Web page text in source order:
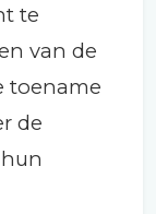
te
van de
toename
de